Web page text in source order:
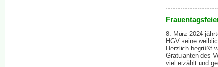
8. März 2024
HGV seine
Herzlich begrüßt
Gratulanten des
viel erzählt und